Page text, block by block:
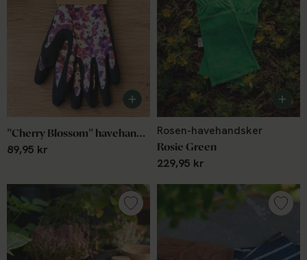
"Cherry Blossom" havehandske
89,95 kr
Rosen-havehandsker
Rosie Green
229,95 kr